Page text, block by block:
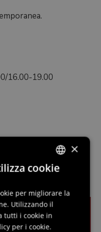
16.00-19.00
Arte - Tel.
ENGLISH
GERMAN
SLOVENIAN
×
cookie
per migliorare la
Utilizzando il
tutti i cookie in
per i cookie.